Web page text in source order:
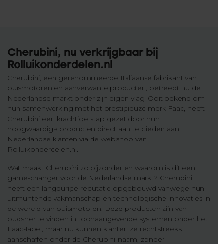
Cherubini, nu verkrijgbaar bij
Rolluikonderdelen.nl
Cherubini, een gerenommeerde Italiaanse fabrikant van
buismotoren en aanverwante producten, betreedt nu de
Nederlandse markt onder zijn eigen vlag. Ooit bekend om
hun samenwerking met het prestigieuze merk Faac, heeft
Cherubini een krachtige stap gezet door hun
hoogwaardige producten direct aan te bieden aan
Nederlandse klanten via de webshop van
Rolluikonderdelen.nl.
Wat maakt Cherubini zo bijzonder en waarom is dit een
game-changer voor de Nederlandse markt? Cherubini
heeft een langdurige reputatie opgebouwd vanwege hun
uitmuntende vakmanschap en technologische innovaties in
de wereld van buismotoren. Deze producten zijn van
oudsher te vinden in toonaangevende systemen onder het
Faac-label, maar nu kunnen klanten ze rechtstreeks
aanschaffen onder de Cherubini-naam, zonder